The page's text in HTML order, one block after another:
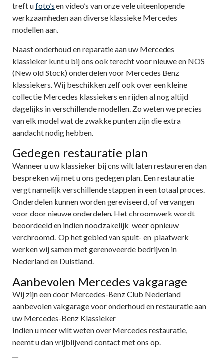
treft ufoto’s en video’s van onze vele uiteenlopende
werkzaamheden aan diverse klassieke Mercedes
modellen aan.
Naast onderhoud en reparatie aan uw Mercedes
klassieker kunt u bij ons ook terecht voor nieuwe en NOS
(New old Stock) onderdelen voor Mercedes Benz
klassiekers. Wij beschikken zelf ook over een kleine
collectie Mercedes klassiekers en rijden al nog altijd
dagelijks in verschillende modellen. Zo weten we precies
van elk model wat de zwakke punten zijn die extra
aandacht nodig hebben.
Gedegen restauratie plan
Wanneer u uw klassieker bij ons wilt laten restaureren dan
bespreken wij met u ons gedegen plan. Een restauratie
vergt namelijk verschillende stappen in een totaal proces.
Onderdelen kunnen worden gereviseerd, of vervangen
voor door nieuwe onderdelen. Het chroomwerk wordt
beoordeeld en indien noodzakelijk weer opnieuw
verchroomd. Op het gebied van spuit- en plaatwerk
werken wij samen met gerenoveerde bedrijven in
Nederland en Duistland.
Aanbevolen Mercedes vakgarage
Wij zijn een door Mercedes-Benz Club Nederland
aanbevolen vakgarage voor onderhoud en restauratie aan
uw Mercedes-Benz Klassieker
Indien u meer wilt weten over Mercedes restauratie,
neemt u dan vrijblijvend contact met ons op.